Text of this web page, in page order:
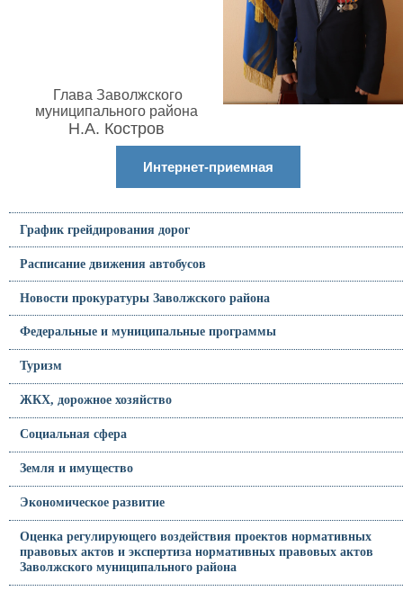
Глава Заволжского
муниципального района
Н.А. Костров
Интернет-приемная
График грейдирования дорог
Расписание движения автобусов
Новости прокуратуры Заволжского района
Федеральные и муниципальные программы
Туризм
ЖКХ, дорожное хозяйство
Социальная сфера
Земля и имущество
Экономическое развитие
Оценка регулирующего воздействия проектов нормативных
правовых актов и экспертиза нормативных правовых актов
Заволжского муниципального района